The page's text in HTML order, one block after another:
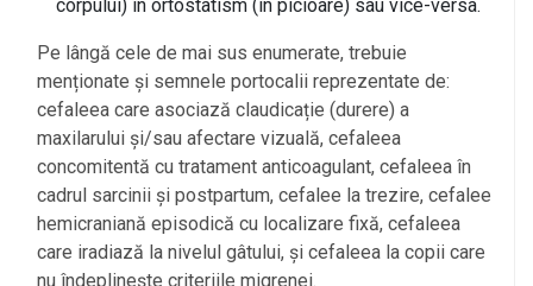
corpului) în ortostatism (în picioare) sau vice-versa.
Pe lângă cele de mai sus enumerate, trebuie
menționate și semnele portocalii reprezentate de:
cefaleea care asociază claudicație (durere) a
maxilarului și/sau afectare vizuală, cefaleea
concomitentă cu tratament anticoagulant, cefaleea în
cadrul sarcinii și postpartum, cefalee la trezire, cefalee
hemicraniană episodică cu localizare fixă, cefaleea
care iradiază la nivelul gâtului, și cefaleea la copii care
nu îndeplinește criteriile migrenei.